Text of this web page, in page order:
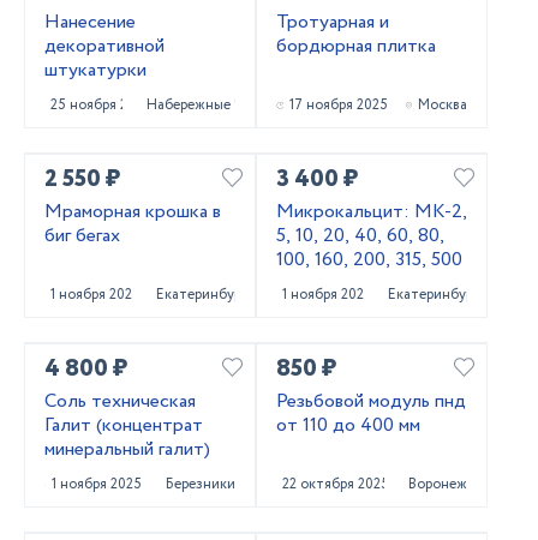
Нанесение
декоративной
штукатурки
25 ноября 2025Набережные Челны
Тротуарная и
бордюрная плитка
17 ноября 2025 Москва
2 550 ₽
Мраморная крошка в
биг бегах
1 ноября 2025 Екатеринбург
3 400 ₽
Микрокальцит: МК-2,
5, 10, 20, 40, 60, 80,
100, 160, 200, 315, 500
1 ноября 2025 Екатеринбург
4 800 ₽
Соль техническая
Галит (концентрат
минеральный галит)
1 ноября 2025 Березники
850 ₽
Резьбовой модуль пнд
от 110 до 400 мм
22 октября 2025 Воронеж